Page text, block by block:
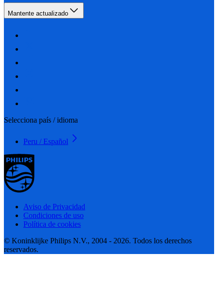
Mantente actualizado
Selecciona país / idioma
Peru / Español
Aviso de Privacidad
Condiciones de uso
Política de cookies
© Koninklijke Philips N.V., 2004 - 2026. Todos los derechos
reservados.